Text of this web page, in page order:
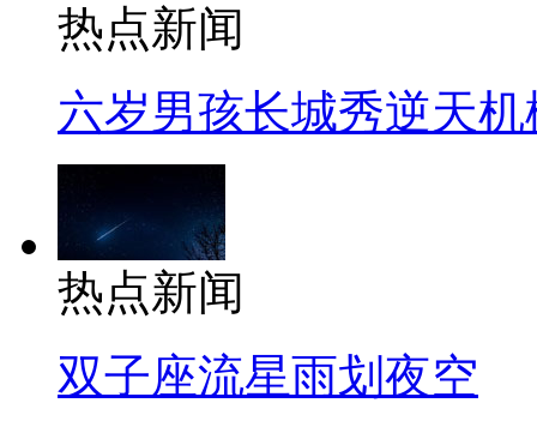
热点新闻
六岁男孩长城秀逆天机
热点新闻
双子座流星雨划夜空